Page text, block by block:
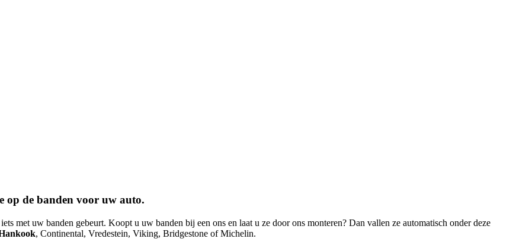
op de banden voor uw auto.
met uw banden gebeurt. Koopt u uw banden bij een ons en laat u ze door ons monteren? Dan vallen ze automatisch onder deze
, Continental, Vredestein, Viking, Bridgestone of Michelin.